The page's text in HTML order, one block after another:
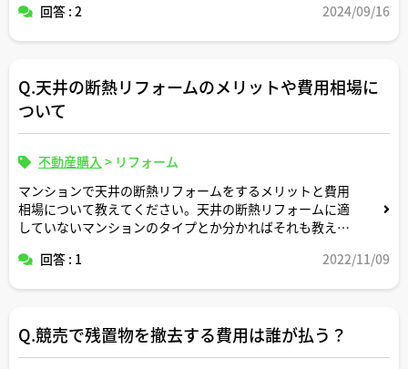
ビルトインガレージの「容積率の緩和措置」を考慮した場
回答 : 2 2024/09/16
Q.天井の断熱リフォームのメリットや費用相場に
ついて
不動産購入 > リフォーム
マンションで天井の断熱リフォームをするメリットと費用
相場について教えてください。天井の断熱リフォームに適
していないマンションのタイプとか分かればそれも教えて
回答 : 1 2022/11/09
Q.競売で残置物を撤去する費用は誰が払う？